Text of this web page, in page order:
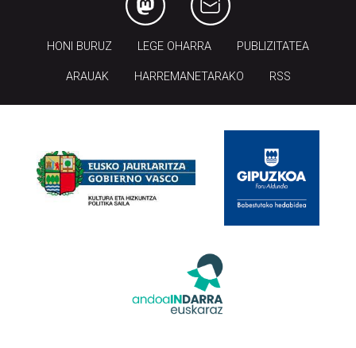
HONI BURUZ LEGE OHARRA PUBLIZITATEA
ARAUAK HARREMANETARAKO RSS